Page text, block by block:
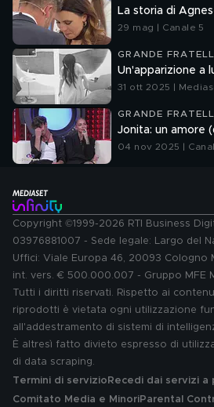
La storia di
29 mag | Canale 5
GRANDE
Un'apparizione a
31 ott 2025 |
GRANDE
Jonita: un amore
04 nov 2025 |
Copyright ©1999-2026 RTI Business
03976881007 - Sede legale: Largo del
Uffici: Viale Europa 46, 20093 Cologno
int. vers. € 500.000.007 - Gruppo MFE
Tutti i diritti riservati. Rispetto ai
riprodotti è vietata ogni utilizzazione
all'addestramento di sistemi di
È altresì fatto divieto espresso di
di data scraping.
Termini di servizio Recedi dai servizi a
Comitato Media e MinoriParental